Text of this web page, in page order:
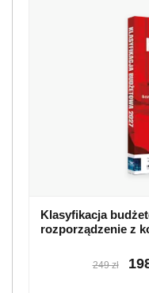
Klasyfikacja
rozporządzenie z
249 zł